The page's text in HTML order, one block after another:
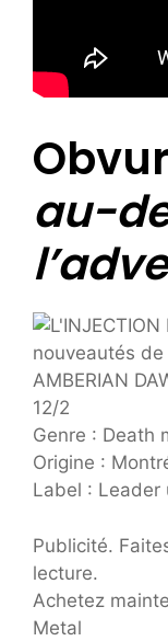
au-
Genre : Death
Origine :
Label : Leader
Publicité.
lecture.
Achetez
Metal